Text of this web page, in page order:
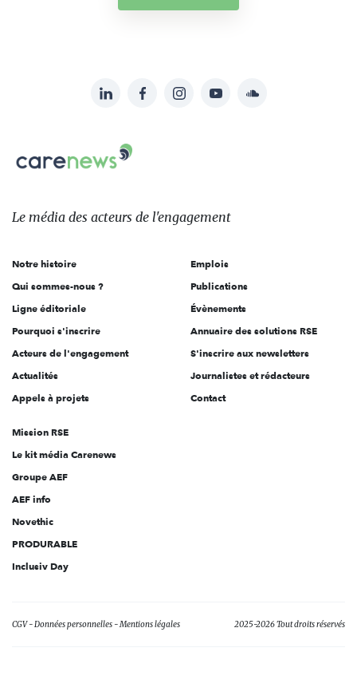
sur:
LinkedInFacebookInstagramYouTubeSoundcloud
Le
des
l'engagement
Le média des acteurs de l'engagement
Notre histoire
Qui sommes-nous ?
Ligne éditoriale
Pourquoi s'inscrire
Acteurs de l'engagement
Actualités
Appels à projets
Emplois
Publications
Évènements
Annuaire des solutions RSE
S'inscrire aux newsletters
Journalistes et rédacteurs
Contact
Mission RSE
Le kit média Carenews
Groupe AEF
AEF info
Novethic
PRODURABLE
Inclusiv Day
CGV Données personnelles Mentions légales 2025-2026 Tout droits réservés